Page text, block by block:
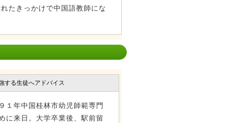
たきっかけで中国語教師にな
する生徒へアドバイス
１年中国桂林市幼児師範専門
に来日。大学卒業後、駅前留